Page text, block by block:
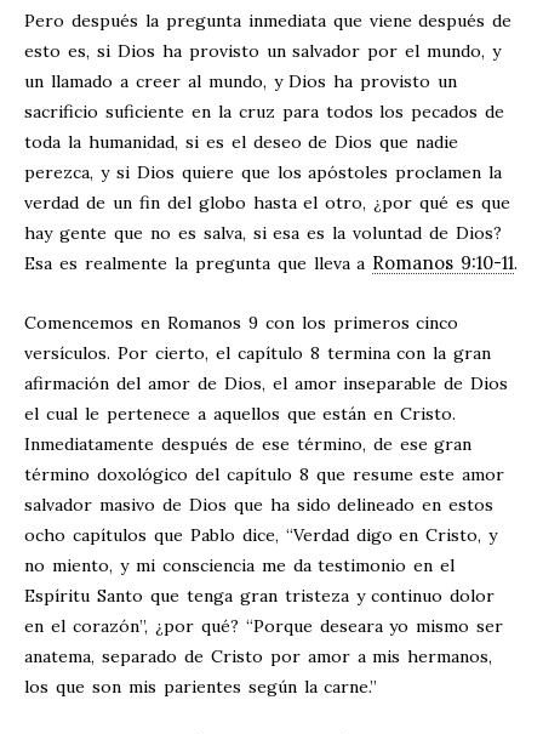
Pero después la pregunta inmediata que viene después de
esto es, si Dios ha provisto un salvador por el mundo, y
un llamado a creer al mundo, y Dios ha provisto un
sacrificio suficiente en la cruz para todos los pecados de
toda la humanidad, si es el deseo de Dios que nadie
perezca, y si Dios quiere que los apóstoles proclamen la
verdad de un fin del globo hasta el otro, ¿por qué es que
hay gente que no es salva, si esa es la voluntad de Dios?
Esa es realmente la pregunta que lleva a Romanos 9:10-11.
Comencemos en Romanos 9 con los primeros cinco
versículos. Por cierto, el capítulo 8 termina con la gran
afirmación del amor de Dios, el amor inseparable de Dios
el cual le pertenece a aquellos que están en Cristo.
Inmediatamente después de ese término, de ese gran
término doxológico del capítulo 8 que resume este amor
salvador masivo de Dios que ha sido delineado en estos
ocho capítulos que Pablo dice, “Verdad digo en Cristo, y
no miento, y mi consciencia me da testimonio en el
Espíritu Santo que tenga gran tristeza y continuo dolor
en el corazón”, ¿por qué? “Porque deseara yo mismo ser
anatema, separado de Cristo por amor a mis hermanos,
los que son mis parientes según la carne.”